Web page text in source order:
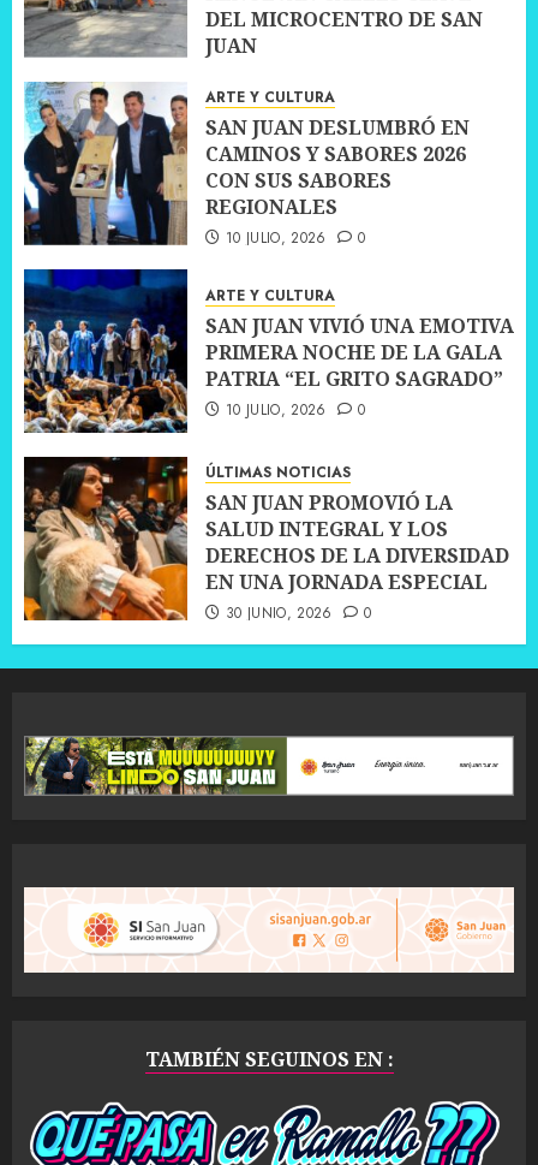
DEL MICROCENTRO DE SAN
JUAN
ARTE Y CULTURA
SAN JUAN DESLUMBRÓ EN
CAMINOS Y SABORES 2026
CON SUS SABORES
REGIONALES
10 JULIO, 2026 0
ARTE Y CULTURA
SAN JUAN VIVIÓ UNA EMOTIVA
PRIMERA NOCHE DE LA GALA
PATRIA “EL GRITO SAGRADO”
10 JULIO, 2026 0
ÚLTIMAS NOTICIAS
SAN JUAN PROMOVIÓ LA
SALUD INTEGRAL Y LOS
DERECHOS DE LA DIVERSIDAD
EN UNA JORNADA ESPECIAL
30 JUNIO, 2026 0
TAMBIÉN SEGUINOS EN :